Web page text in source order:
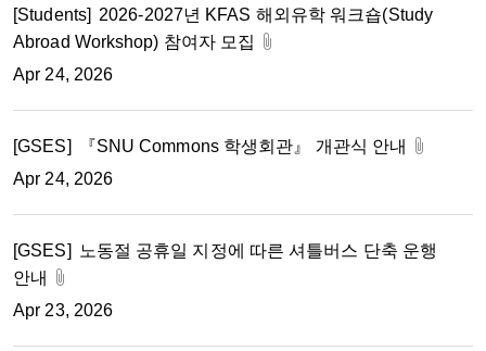
[Students] 2026-2027년 KFAS 해외유학 워크숍(Study
Abroad Workshop) 참여자 모집
Apr 24, 2026
[GSES]
『SNU Commons 학생회관』 개관식 안내
Apr 24, 2026
[GSES]
노동절 공휴일 지정에 따른 셔틀버스 단축 운행
안내
Apr 23, 2026